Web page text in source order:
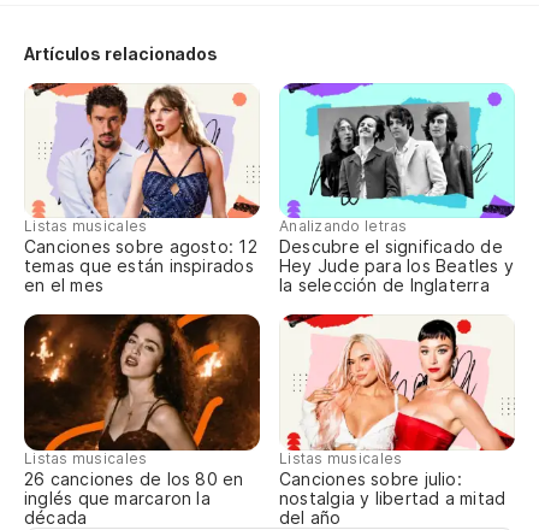
Artículos relacionados
Listas musicales
Canciones sobre agosto: 12
temas que están inspirados
en el mes
Analizando letras
Descubre el significado de
Hey Jude para los Beatles y
la selección de Inglaterra
Listas musicales
26 canciones de los 80 en
inglés que marcaron la
década
Listas musicales
Canciones sobre julio:
nostalgia y libertad a mitad
del año